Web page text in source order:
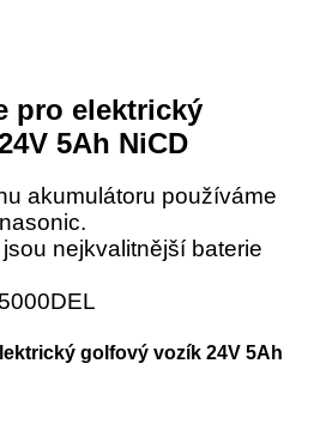
pro elektrický
5Ah NiCD
akumulátoru používáme
nejkvalitnější baterie
golfový vozík 24V 5Ah